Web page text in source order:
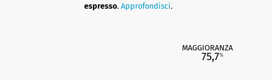
espresso. Approfondisci.
MAGGIORANZA
75,7%